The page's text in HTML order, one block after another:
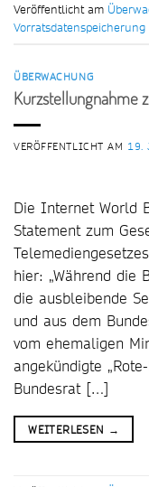
Veröffentlicht am
Vorratsdatenspeicherung
ÜBERWACHUNG
Kurzstellungnahme
VERÖFFENTLICHT AM 19.
Die Internet World
Statement zum
hier: „Während die
die ausbleibende
und aus dem
vom ehemaligen
angekündigte
Bundesrat […]
WEITERLESEN →